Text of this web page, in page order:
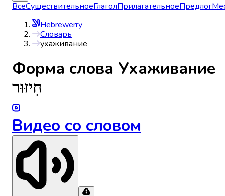
ВсеСуществительноеГлаголПрилагательноеПредлог
Hebrewerry
Словарь
ухаживание
Форма слова Ухаживание
חִיזּוּר
Видео со словом